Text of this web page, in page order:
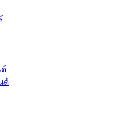
ด์
ด์